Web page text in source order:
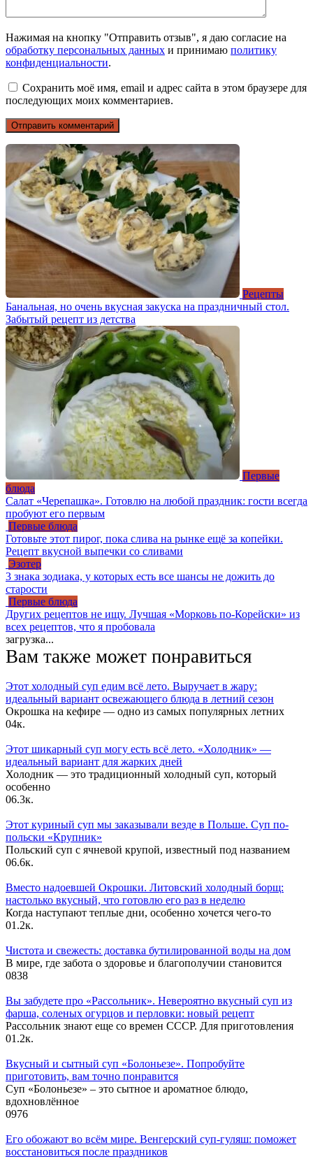
Нажимая на кнопку "Отправить отзыв", я даю согласие на
обработку персональных данных и принимаю политику
конфиденциальности.
Сохранить моё имя, email и адрес сайта в этом браузере для
последующих моих комментариев.
Рецепты
Банальная, но очень вкусная закуска на праздничный стол.
Забытый рецепт из детства
Первые
блюда
Салат «Черепашка». Готовлю на любой праздник: гости всегда
пробуют его первым
Первые блюда
Готовьте этот пирог, пока слива на рынке ещё за копейки.
Рецепт вкусной выпечки со сливами
Эзотер
3 знака зодиака, у которых есть все шансы не дожить до
старости
Первые блюда
Других рецептов не ищу. Лучшая «Морковь по-Корейски» из
всех рецептов, что я пробовала
загрузка...
Вам также может понравиться
Этот холодный суп едим всё лето. Выручает в жару:
идеальный вариант освежающего блюда в летний сезон
Окрошка на кефире — одно из самых популярных летних
04к.
Этот шикарный суп могу есть всё лето. «Холодник» —
идеальный вариант для жарких дней
Холодник — это традиционный холодный суп, который
особенно
06.3к.
Этот куриный суп мы заказывали везде в Польше. Суп по-
польски «Крупник»
Польский суп с ячневой крупой, известный под названием
06.6к.
Вместо надоевшей Окрошки. Литовский холодный борщ:
настолько вкусный, что готовлю его раз в неделю
Когда наступают теплые дни, особенно хочется чего-то
01.2к.
Чистота и свежесть: доставка бутилированной воды на дом
В мире, где забота о здоровье и благополучии становится
0838
Вы забудете про «Рассольник». Невероятно вкусный суп из
фарша, соленых огурцов и перловки: новый рецепт
Рассольник знают еще со времен СССР. Для приготовления
01.2к.
Вкусный и сытный cуп «Болоньезе». Попробуйте
приготовить, вам точно понравится
Суп «Болоньезе» – это сытное и ароматное блюдо,
вдохновлённое
0976
Его обожают во всём мире. Венгерский суп-гуляш: поможет
восстановиться после праздников